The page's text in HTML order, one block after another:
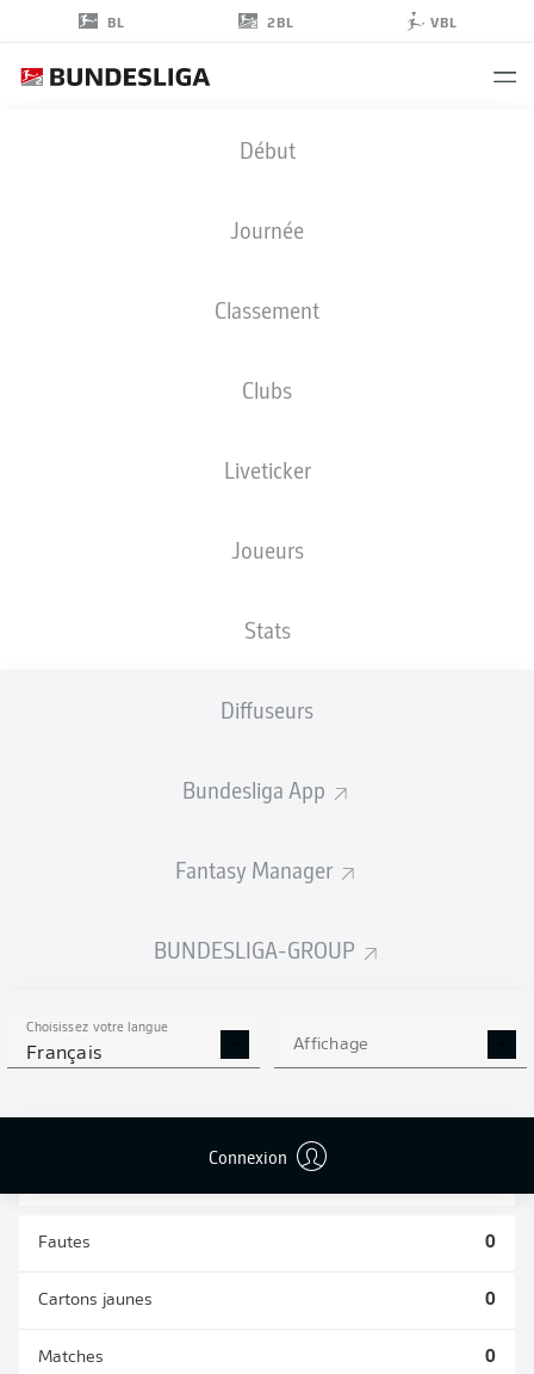
BL 2BL VBL
Début
Journée
Classement
Clubs
Liveticker
Joueurs
Stats
Diffuseurs
Bundesliga App
Fantasy Manager
BUNDESLIGA-GROUP
Choisissez votre langue
Français Affichage
Connexion
STATS DE LA SAISON
2022/2023
0 0
Fautes 0
Cartons jaunes 0
Matches 0